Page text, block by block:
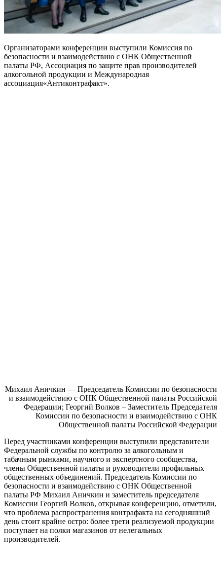
Организаторами конференции выступили Комиссия по
безопасности и взаимодействию с ОНК Общественной
палаты РФ, Ассоциация по защите прав производителей
алкогольной продукции и Международная
ассоциация«Антиконтрафакт».
Михаил Аничкин — Председатель Комиссии по безопасности
и взаимодействию с ОНК Общественной палаты Российской
Федерации; Георгий Волков – Заместитель Председателя
Комиссии по безопасности и взаимодействию с ОНК
Общественной палаты Российской Федерации
Перед участниками конференции выступили представители
Федеральной службы по контролю за алкогольным и
табачным рынками, научного и экспертного сообщества,
члены Общественной палаты и руководители профильных
общественных объединений. Председатель Комиссии по
безопасности и взаимодействию с ОНК Общественной
палаты РФ Михаил Аничкин и заместитель председателя
Комиссии Георгий Волков, открывая конференцию, отметили,
что проблема распространения контрафакта на сегодняшний
день стоит крайне остро: более трети реализуемой продукции
поступает на полки магазинов от нелегальных
производителей.